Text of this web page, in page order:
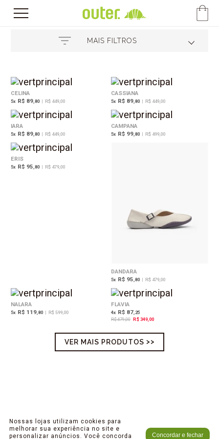
MAIS FILTROS
CELINA
5x R$ 89 ,80 | R$ 449,00
CASSIANA
5x R$ 89,80 | R$ 449,00
IARA
5x R$ 89 ,80 | R$ 449,00
CAMPANA
5x R$ 99,80 | R$ 499,00
ERIS
5x R$ 95 ,80 | R$ 479,00
DANDARA
5x R$ 95 ,80 | R$ 479,00
NALARA
5x R$ 119 ,80 | R$ 599,00
FLAVIA
4x R$ 87,25
R$ 479,00 R$ 349,00
VER MAIS PRODUTOS
Nossas lojas utilizam cookies para
melhorar sua experiência no site e
personalizar anúncios. Você concorda
Concordar e fechar